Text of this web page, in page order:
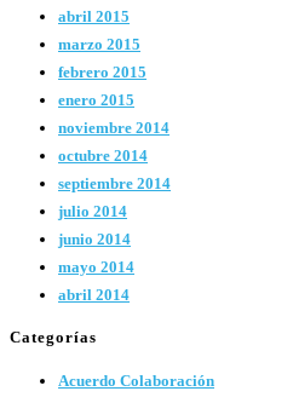
abril 2015
marzo 2015
febrero 2015
enero 2015
noviembre 2014
octubre 2014
septiembre 2014
julio 2014
junio 2014
mayo 2014
abril 2014
Categorías
Acuerdo Colaboración